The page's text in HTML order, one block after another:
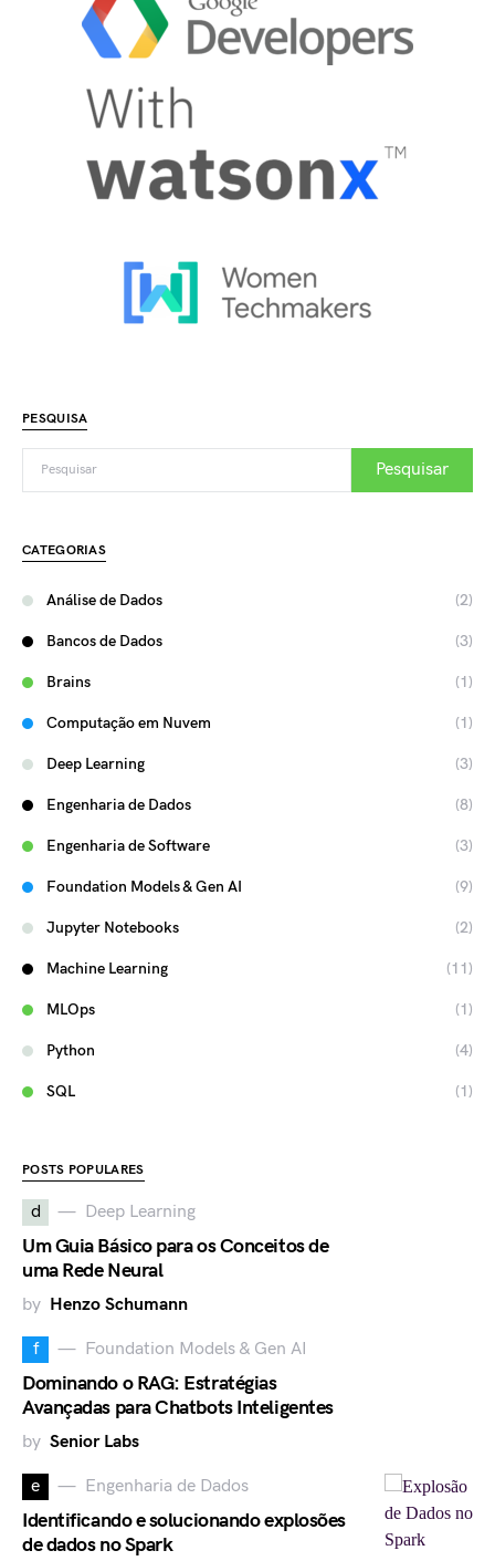
PESQUISA
Pesquisar
CATEGORIAS
Análise de Dados (2)
Bancos de Dados (3)
Brains (1)
Computação em Nuvem (1)
Deep Learning (3)
Engenharia de Dados (8)
Engenharia de Software (3)
Foundation Models & Gen AI (9)
Jupyter Notebooks (2)
Machine Learning (11)
MLOps (1)
Python (4)
SQL (1)
POSTS POPULARES
d Deep Learning
Um Guia Básico para os Conceitos de
uma Rede Neural
by Henzo Schumann
f Foundation Models & Gen AI
Dominando o RAG: Estratégias
Avançadas para Chatbots Inteligentes
by Senior Labs
e Engenharia de Dados
Identificando e solucionando explosões
de dados no Spark